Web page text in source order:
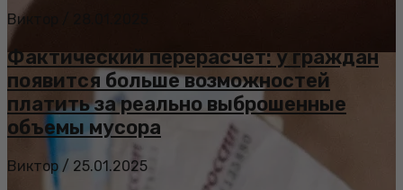
Виктор
Фактический перерасчет: у граждан
появится больше возможностей
платить за реально выброшенные
объемы мусора
Виктор / 25.01.2025